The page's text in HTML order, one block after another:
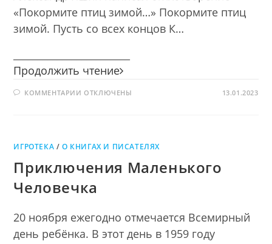
«Покормите птиц зимой…» Покормите птиц
зимой. Пусть со всех концов К…
Продолжить чтение Секреты
птиц
КОММЕНТАРИИ К
ОТКЛЮЧЕНЫ 13.01.2023
ИГРОТЕКА /О КНИГАХ И ПИСАТЕЛЯХ
Приключения Маленького
Человечка
20 ноября ежегодно отмечается Всемирный
день ребёнка. В этот день в 1959 году